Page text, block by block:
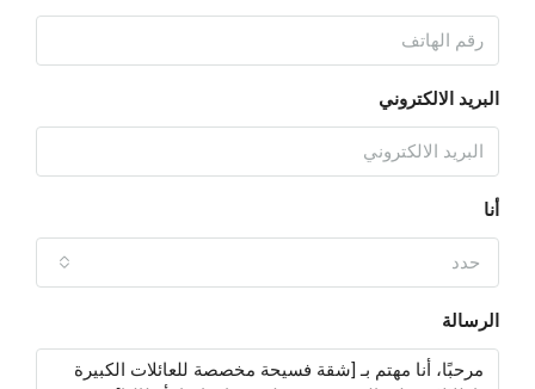
البريد الالكتروني
أنا
حدد
الرسالة